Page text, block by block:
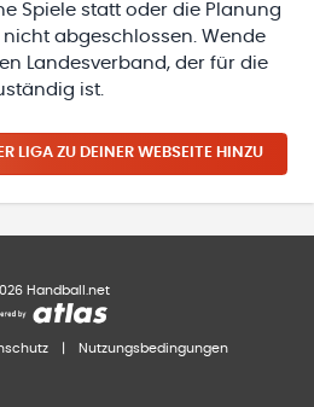
Spiele statt oder die Planung
abgeschlossen. Wende
Landesverband, der für die
ist.
LIGA ZU DEINER WEBSEITE HINZU
Handball.net
Nutzungsbedingungen